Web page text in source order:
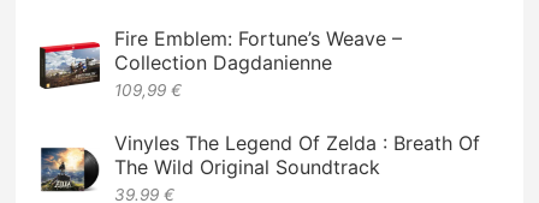
Fire Emblem: Fortune’s Weave –
Collection Dagdanienne
109,99 €
Vinyles The Legend Of Zelda : Breath Of
The Wild Original Soundtrack
39.99 €